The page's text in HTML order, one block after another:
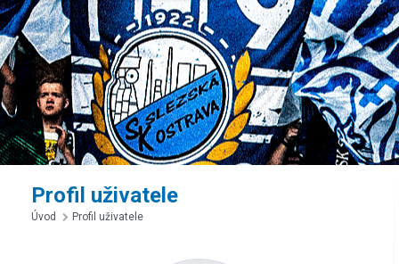
Profil uživatele
Úvod Profil uživatele